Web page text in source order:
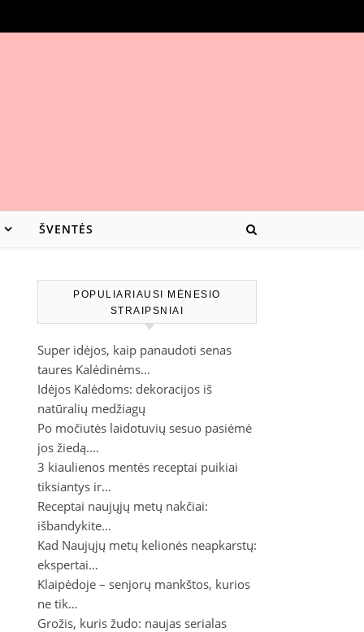
ŠVENTĖS
POPULIARIAUSI MĖNESIO
STRAIPSNIAI
Super idėjos, kaip panaudoti senas
taures Kalėdinėms…
Idėjos Kalėdoms: dekoracijos iš
natūralių medžiagų
Po močiutės laidotuvių sesuo pasiėmė
jos žiedą.…
3 kiaulienos mentės receptai puikiai
tiksiantys ir…
Receptai naujųjų metų nakčiai:
išbandykite…
Kad Naujųjų metų kelionės neapkarstų:
ekspertai…
Klaipėdoje – senjorų mankštos, kurios
ne tik…
Grožis, kuris žudo: naujas serialas